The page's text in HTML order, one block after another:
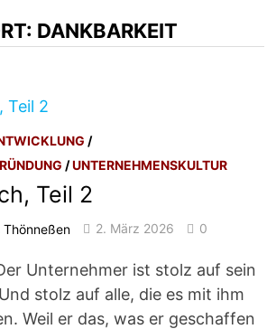
DANKBARKEIT
/
/UNTERNEHMENSKULTUR
Teil 2
Thönneßen 2. März 2026 0
Unternehmer ist stolz auf sein
stolz auf alle, die es mit ihm
Weil er das, was er geschaffen